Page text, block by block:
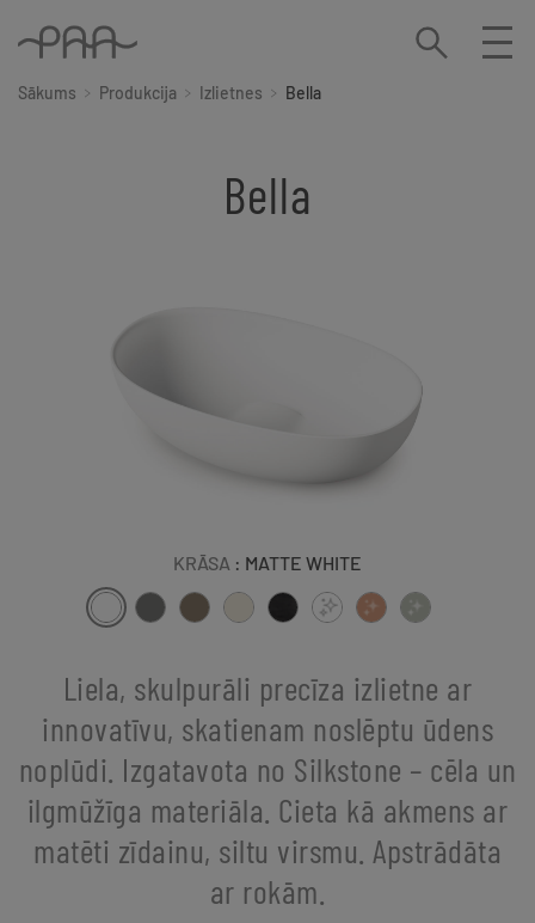
Sākums Produkcija Izlietnes Bella
Bella
KRĀSA : MATTE WHITE
Liela, skulpurāli precīza izlietne ar
innovatīvu, skatienam noslēptu ūdens
noplūdi. Izgatavota no Silkstone – cēla un
ilgmūžīga materiāla. Cieta kā akmens ar
matēti zīdainu, siltu virsmu. Apstrādāta
ar rokām.